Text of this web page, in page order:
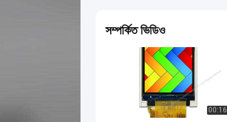
সম্পর্কিত ভিডিও
00:16